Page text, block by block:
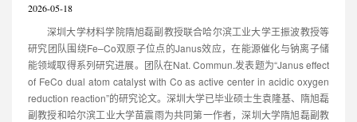
2026-05-18
深圳大学材料学院隋旭磊副教授联合哈尔滨工业大学王振波教授等
研究团队围绕Fe–Co双原子位点的Janus效应，在能源催化与钠离子储
能领域取得系列研究进展。团队在Nat. Commun.发表题为“Janus effect
of FeCo dual atom catalyst with Co as active center in acidic oxygen
reduction reaction”的研究论文。深圳大学已毕业硕士生袁隆基、隋旭磊
副教授和哈尔滨工业大学苗震雨为共同第一作者，深圳大学隋旭磊副教